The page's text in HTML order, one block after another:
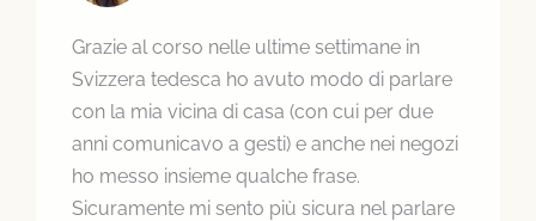
Grazie al corso nelle ultime settimane in
Svizzera tedesca ho avuto modo di parlare
con la mia vicina di casa (con cui per due
anni comunicavo a gesti) e anche nei negozi
ho messo insieme qualche frase.
Sicuramente mi sento più sicura nel parlare